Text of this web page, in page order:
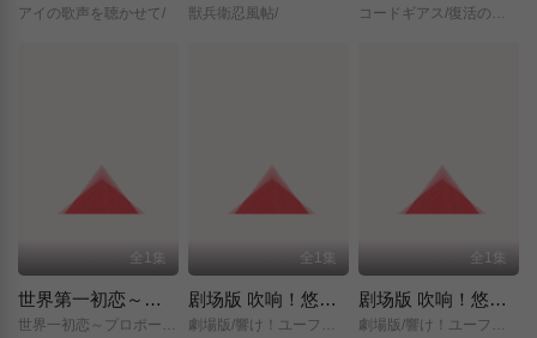
アイの歌声を聴かせて/ 獣兵衛忍風帖/ コードギアス/復活のルルーシュ/
全1集
世界第一初恋～求婚篇～
全1集
剧场版 吹响！悠风号～想要传达的旋律～
全1集
剧场版 吹响！悠风号～誓言的终章～